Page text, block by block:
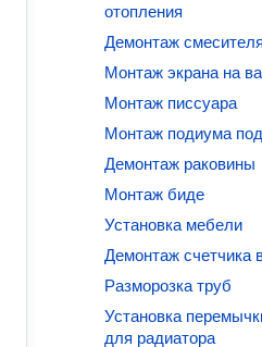
отопления
Демонтаж смесителя
Монтаж экрана на
Монтаж писсуара
Монтаж подиума
Демонтаж раковины
Монтаж биде
Установка мебели
Демонтаж счетчика
Разморозка труб
Установка
для радиатора